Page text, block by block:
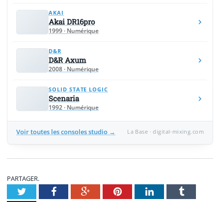
AKAI
Akai DR16pro
1999 · Numérique
D&R
D&R Axum
2008 · Numérique
SOLID STATE LOGIC
Scenaria
1992 · Numérique
Voir toutes les consoles studio → La Base · digital-mixing.com
PARTAGER.
TwitterFacebookGoogle+PinterestLinkedInTumblr